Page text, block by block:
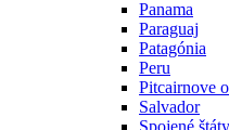
Panama
Paraguaj
Patagónia
Peru
Pitcairnove
Salvador
Spojené